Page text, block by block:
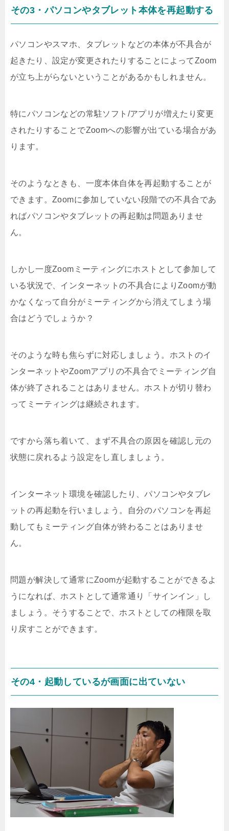
その3・パソコンやタブレット本体を再起動する
パソコンやスマホ、タブレットなどの本体が不具合が
起きたり、設定が変更されたりすることによってZoom
が立ち上がらないということがあるかもしれません。
特にパソコンなどの常駐ソフト/アプリが増えたり変更
されたりすることでZoomへの影響が出ている場合があ
ります。
そのようなときも、一度本体自体を再起動することが
できます。Zoomに参加していない段階での不具合であ
ればパソコンやタブレットの再起動は問題ありませ
ん。
しかし一度Zoomミーティングにホストとして参加して
いる状況で、インターネットの不具合によりZoomが動
かなくなって自分がミーティングから消えてしまう場
合はどうでしょうか？
そのような時も焦らずに対応しましょう。ホストのイ
ンターネットやZoomアプリの不具合でミーティング自
体が終了されることはありません。ホストが切り替わ
ってミーティングは継続されます。
ですから落ち着いて、まず不具合の原因を確認し元の
状態に戻れるよう設定をし直しましょう。
インターネット環境を確認したり、パソコンやタブレ
ットの再起動を行いましょう。自分のパソコンを再起
動してもミーティング自体が終わることはありませ
ん。
問題が解決して通常にZoomが起動することができるよ
うになれば、ホストとして通常通り「サインイン」し
ましょう。そうすることで、ホストとしての権限を取
り戻すことができます。
その4・起動しているが画面に出ていない